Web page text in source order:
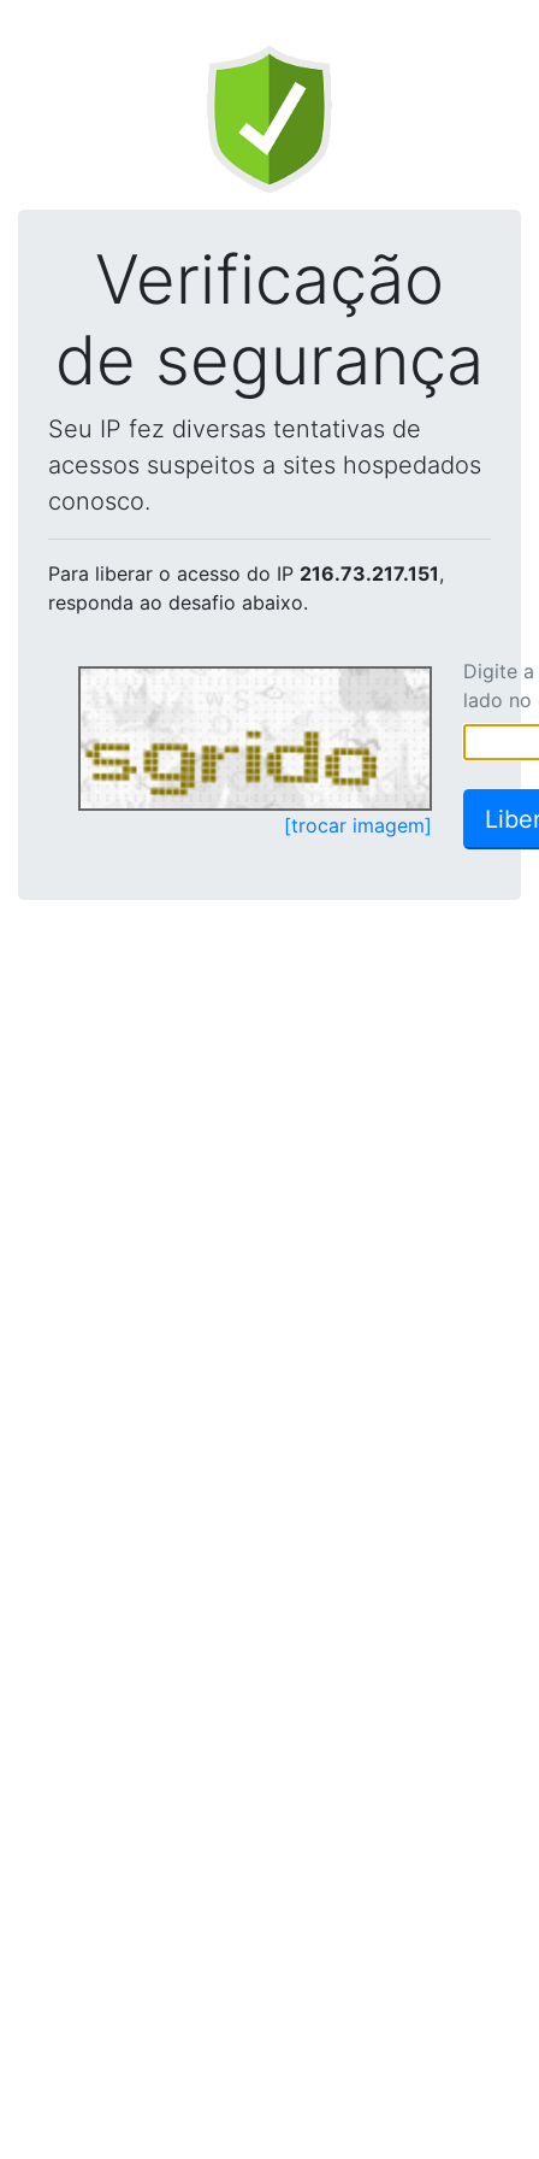
Verificação
de segurança
Seu IP fez diversas tentativas de
acessos suspeitos a sites hospedados
conosco.
Para liberar o acesso do IP 216.73.217.151,
responda ao desafio abaixo.
[trocar imagem]
Digite
lado no